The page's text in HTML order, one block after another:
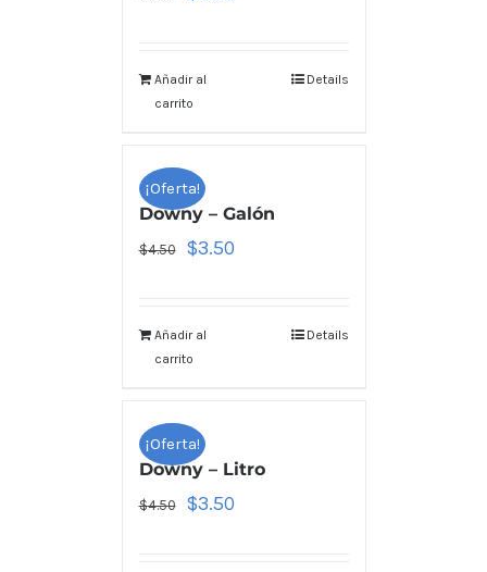
Añadir al
carrito
Details
¡Oferta!
Downy – Galón
$4.50 $3.50
Añadir al
carrito
Details
¡Oferta!
Downy – Litro
$4.50 $3.50